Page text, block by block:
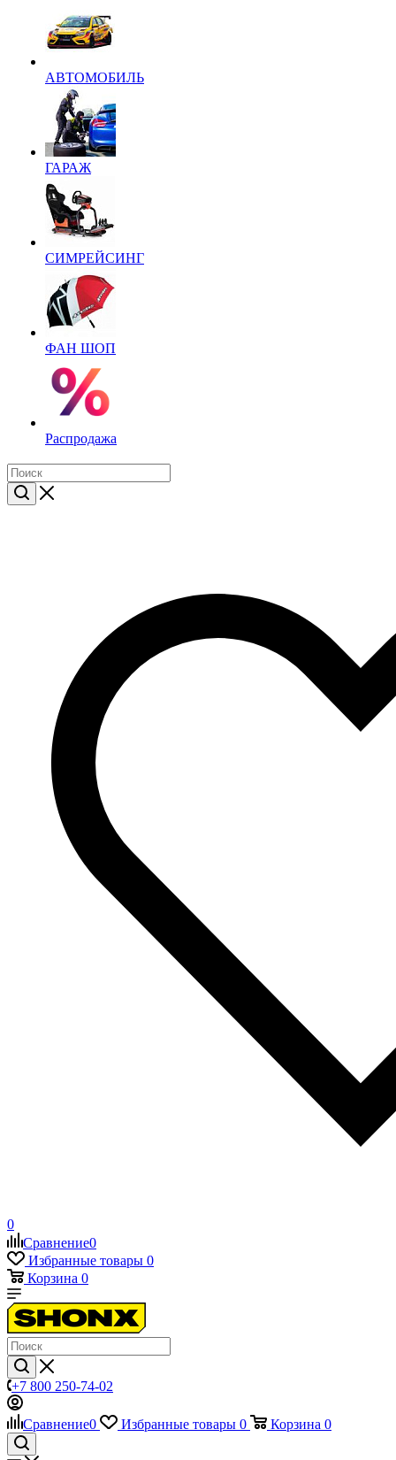
АВТОМОБИЛЬ
ГАРАЖ
СИМРЕЙСИНГ
ФАН ШОП
Распродажа
0
Сравнение0
Избранные товары 0
Корзина 0
+7 800 250-74-02
Сравнение0 Избранные товары 0 Корзина 0